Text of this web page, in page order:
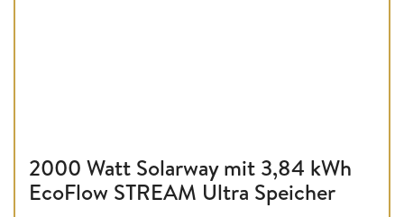
2000 Watt Solarway mit 3,84 kWh
EcoFlow STREAM Ultra Speicher